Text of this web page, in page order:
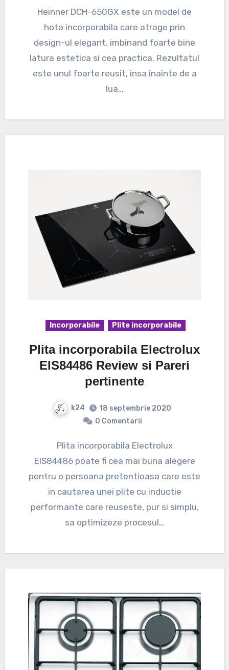
Heinner DCH-650GX este un model de
hota incorporabila care atrage prin
design-ul elegant, imbinand foarte bine
latura estetica si cea practica. Rezultatul
este unul foarte reusit, insa inainte de a
lua…
Incorporabile Plite incorporabile
Plita incorporabila Electrolux
EIS84486 Review si Pareri
pertinente
k24
18 septembrie 2020
0 Comentarii
Plita incorporabila Electrolux
EIS84486 poate fi cea mai buna alegere
pentru o persoana pretentioasa care este
in cautarea unei plite cu inductie
performante care reuseste, pur si simplu,
sa optimizeze procesul…